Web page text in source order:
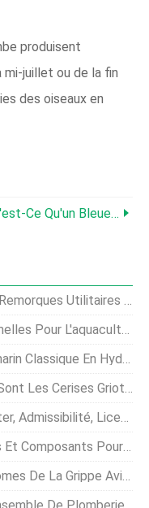
produisent
juillet ou de la fin
des oiseaux en
Bleuet Nain - Comment Faire Pousser Des Bleuets Nain
Utilitaires À Un Essieu
Pour L'aquaculture
En Hydroponie
Griottes Anglaises
Licence, Schémas
Pour L'industrie Aquacole
Aviaire Chez Les Poulets